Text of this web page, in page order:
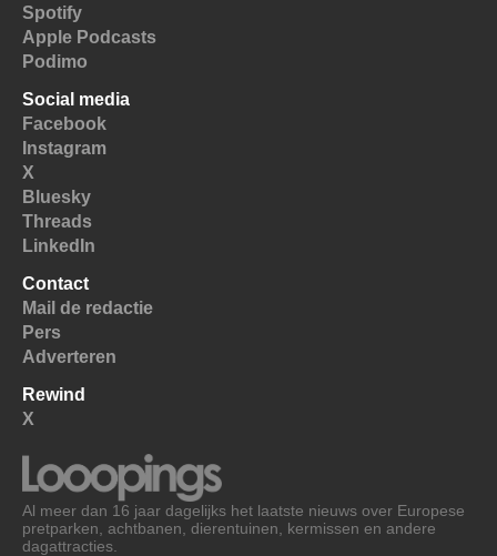
Spotify
Apple Podcasts
Podimo
Social media
Facebook
Instagram
X
Bluesky
Threads
LinkedIn
Contact
Mail de redactie
Pers
Adverteren
Rewind
X
Al meer dan 16 jaar dagelijks het laatste nieuws over Europese
pretparken, achtbanen, dierentuinen, kermissen en andere
dagattracties.